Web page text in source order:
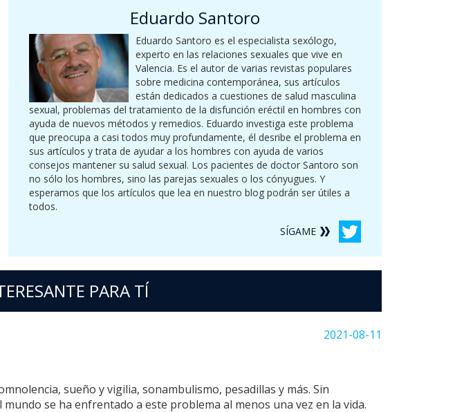
Eduardo Santoro
Eduardo Santoro es el especialista sexólogo,
experto en las relaciones sexuales que vive en
Valencia. Es el autor de varias revistas populares
sobre medicina contemporánea, sus artículos
están dedicados a cuestiones de salud masculina
sexual, problemas del tratamiento de la disfunción eréctil en hombres con
ayuda de nuevos métodos y remedios. Eduardo investiga este problema
que preocupa a casi todos muy profundamente, él desribe el problema en
sus artículos y trata de ayudar a los hombres con ayuda de varios
consejos mantener su salud sexual. Los pacientes de doctor Santoro son
no sólo los hombres, sino las parejas sexuales o los cónyugues. Y
esperamos que los artículos que lea en nuestro blog podrán ser útiles a
todos.
SÍGAME
PARA TÍ
2021-08-11
sueño y vigilia, sonambulismo, pesadillas y más. Sin
se ha enfrentado a este problema al menos una vez en la vida.